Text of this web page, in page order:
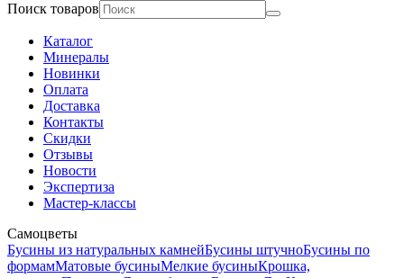
Поиск товаров
Каталог
Минералы
Новинки
Оплата
Доставка
Контакты
Скидки
Отзывы
Новости
Экспертиза
Мастер-классы
Самоцветы
Бусины из натуральных камнейБусины штучноБусины по
формамМатовые бусиныМелкие бусиныКрошка,